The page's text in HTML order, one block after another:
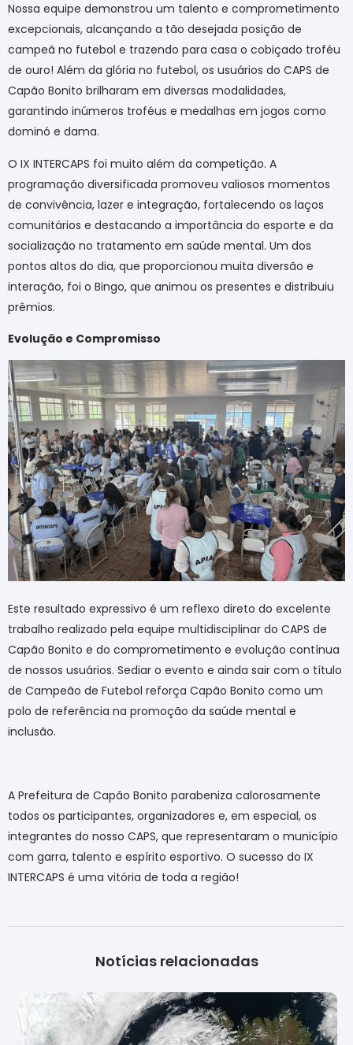
Nossa equipe demonstrou um talento e comprometimento
excepcionais, alcançando a tão desejada posição de
campeã no futebol e trazendo para casa o cobiçado troféu
de ouro! Além da glória no futebol, os usuários do CAPS de
Capão Bonito brilharam em diversas modalidades,
garantindo inúmeros troféus e medalhas em jogos como
dominó e dama.
O IX INTERCAPS foi muito além da competição. A
programação diversificada promoveu valiosos momentos
de convivência, lazer e integração, fortalecendo os laços
comunitários e destacando a importância do esporte e da
socialização no tratamento em saúde mental. Um dos
pontos altos do dia, que proporcionou muita diversão e
interação, foi o Bingo, que animou os presentes e distribuiu
prêmios.
Evolução e Compromisso
Este resultado expressivo é um reflexo direto do excelente
trabalho realizado pela equipe multidisciplinar do CAPS de
Capão Bonito e do comprometimento e evolução contínua
de nossos usuários. Sediar o evento e ainda sair com o título
de Campeão de Futebol reforça Capão Bonito como um
polo de referência na promoção da saúde mental e
inclusão.
A Prefeitura de Capão Bonito parabeniza calorosamente
todos os participantes, organizadores e, em especial, os
integrantes do nosso CAPS, que representaram o município
com garra, talento e espírito esportivo. O sucesso do IX
INTERCAPS é uma vitória de toda a região!
Notícias relacionadas